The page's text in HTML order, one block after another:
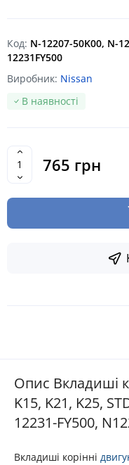
Код: N-12207-50K00, N-
12231FY500
Виробник: Nissan
В наявності
765 грн
Опис Вкладиші
K15, K21, K25,
12231-FY500,
Вкладиші корінні